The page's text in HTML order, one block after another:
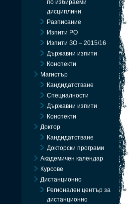
по избираеми
дисциплини
Разписание
Изпити РО
Изпити ЗО – 2015/16
Държавни изпити
Конспекти
Магистър
Кандидатстване
Специалности
Държавни изпити
Конспекти
Доктор
Кандидатстване
Докторски програми
Академичен календар
Курсове
Дистанционно
Регионален център за
дистанционно